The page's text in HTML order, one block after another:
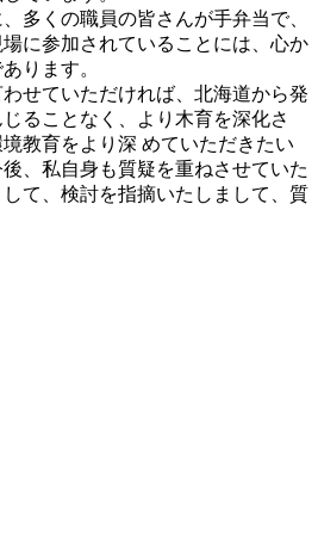
多くの職員の皆さんが手弁当で、
に参加されていることには、心か
ります。
せていただければ、北海道から発
ることなく、より木育を深化さ
教育をより深 めていただきたい
、私自身も質疑を重ねさせていた
て、検討を指摘いたしまして、質